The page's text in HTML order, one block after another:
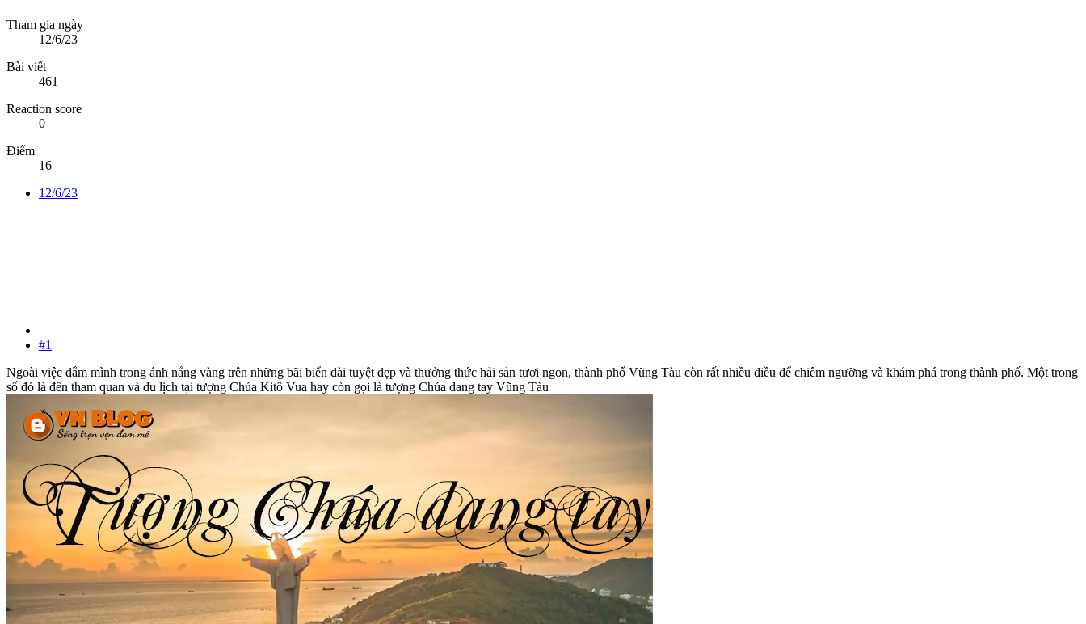
Tham gia ngày
12/6/23
Bài viết
461
Reaction score
0
Điểm
16
12/6/23
#1
Ngoài việc đắm mình trong ánh nắng vàng trên những bãi biển dài tuyệt đẹp và thưởng thức hải sản tươi ngon, thành phố Vũng Tàu còn rất nhiều điều để chiêm ngưỡng và khám phá trong thành phố. Một trong
số đó là đến tham quan và du lịch tại tượng Chúa Kitô Vua hay còn gọi là tượng Chúa dang tay Vũng Tàu